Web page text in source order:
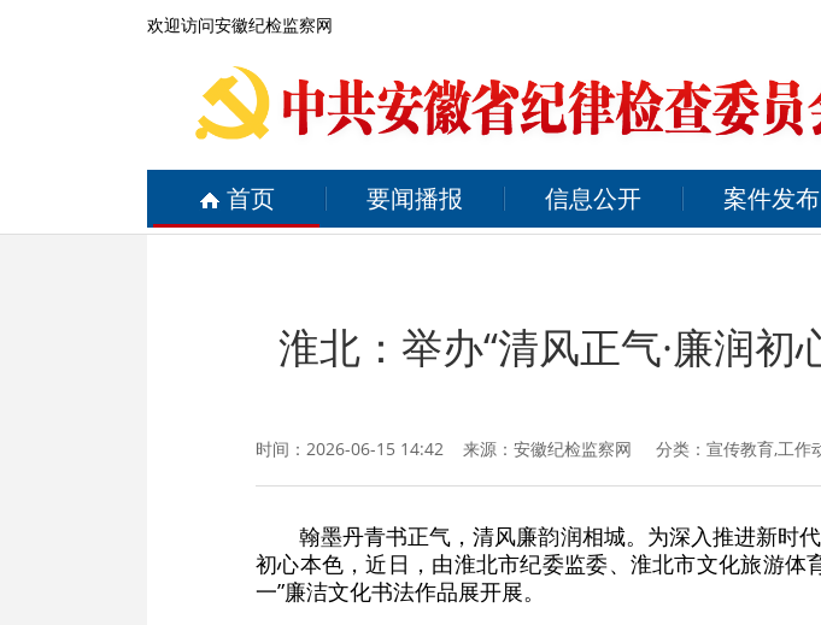
欢迎访问安徽纪检监察网
首页 要闻播报 信息公开 案件发布
淮北：举办“清风正气·廉润
时间：2026-06-15 14:42 来源： 安徽纪检监察网 分类：宣传教育,工
翰墨丹青书正气，清风廉韵润相城。为深入推进新时
初心本色，近日，由淮北市纪委监委、淮北市文化旅游体
一”廉洁文化书法作品展开展。